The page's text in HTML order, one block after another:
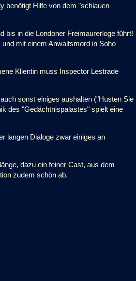
benötigt Hilfe von dem "schlauen
bis in die Londoner Freimaurerloge führt!
mit einem Anwaltsmord in Soho
Klientin muss Inspector Lestrade
sonst einiges aushalten ("Husten Sie
des "Gedächtnispalastes" spielt eine
langen Dialoge zwar einiges an
dazu ein feiner Cast, aus dem
zudem schön ab.